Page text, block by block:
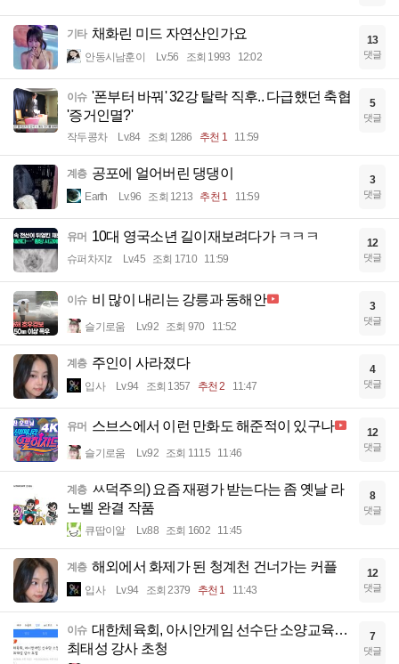
기타 채화린 미드 자연산인가요
안동시남훈이 Lv.56 조회 1993 12:02
13
댓글
이슈 '폰부터 바꿔' 32강 탈락 직후.. 다급했던 축협
'증거인멸?'
작두콩차 Lv.84 조회 1286 추천 1 11:59
5
댓글
계층 공포에 얼어버린 댕댕이
Earth Lv.96 조회 1213 추천 1 11:59
3
댓글
유머 10대 영국소년 길이재보려다가 ㅋㅋㅋ
슈퍼차지z Lv.45 조회 1710 11:59
12
댓글
이슈 비 많이 내리는 강릉과 동해안
슬기로움 Lv.92 조회 970 11:52
3
댓글
계층 주인이 사라졌다
입사 Lv.94 조회 1357 추천 2 11:47
4
댓글
유머 스브스에서 이런 만화도 해준적이 있구나
슬기로움 Lv.92 조회 1115 11:46
12
댓글
계층 ㅆ덕주의) 요즘 재평가 받는다는 좀 옛날 라
노벨 완결 작품
큐땁이알 Lv.88 조회 1602 11:45
8
댓글
계층 해외에서 화제가 된 청계천 건너가는 커플
입사 Lv.94 조회 2379 추천 1 11:43
12
댓글
이슈 대한체육회, 아시안게임 선수단 소양교육…
최태성 강사 초청
7
댓글